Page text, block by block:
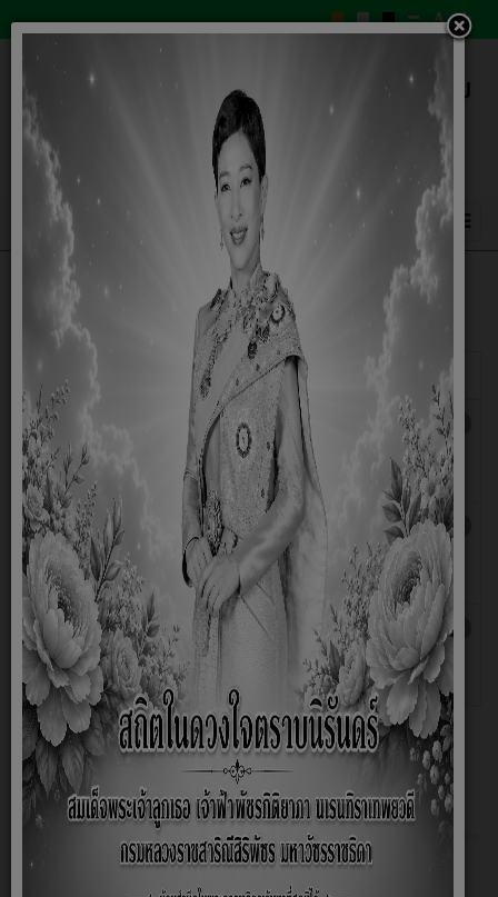
แสดง
ชื่อ
ประกาศเจตจำนง เรื่องประกาศเจตจำนง
ทางการเมืองในการต่อต้านการทุจริตของผู้
บริหารองค์การบริหารส่วนตำบลสะแกราบ
ฮิต: 714
ประกาศเจตจำนง เรื่องเจตนารมณ์และการต้าน
การทุจริตคอร์รัปชั่น
เขียนโดย
Super
User
ฮิต: 792
เจตนารมณ์ของผู้บริหาร
เขียนโดย
Super
User
ฮิต: 914
เกี่ยวกับหน่วยงาน